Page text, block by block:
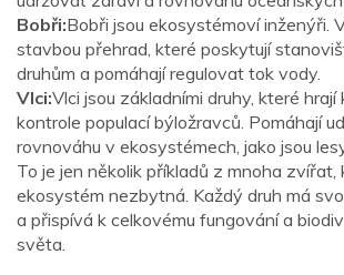
Bobři:Bobři jsou ekosystémoví inženýři.
stavbou přehrad, které poskytují
druhům a pomáhají regulovat tok vody.
Vlci:Vlci jsou základními druhy, které hrají
kontrole populací býložravců. Pomáhají
rovnováhu v ekosystémech, jako jsou
To je jen několik příkladů z mnoha zvířat,
ekosystém nezbytná. Každý druh má
a přispívá k celkovému fungování a
světa.